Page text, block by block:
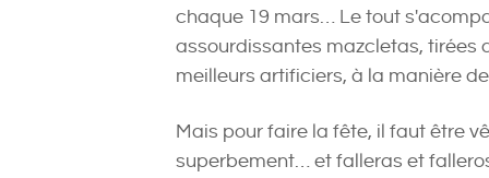
chaque 19 mars… Le tout
assourdissantes mazcletas, tirées
meilleurs artificiers, à la manière
Mais pour faire la fête, il faut être
superbement… et falleras et